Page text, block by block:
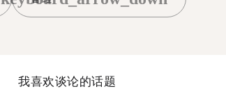
我喜欢谈论的话题